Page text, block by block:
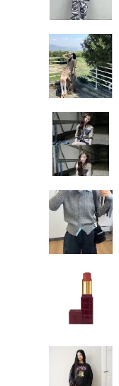
€200.00